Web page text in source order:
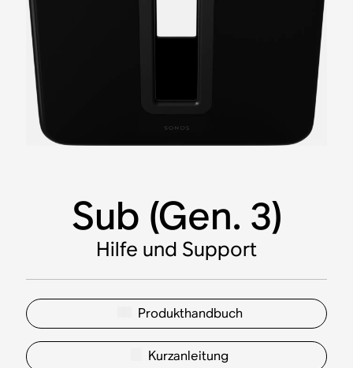
Sub (Gen. 3)
Hilfe und Support
Produkthandbuch
Kurzanleitung